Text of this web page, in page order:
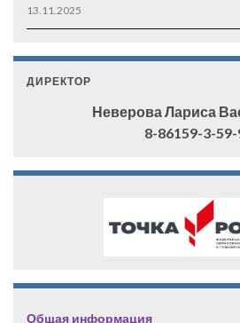
13.11.2025
ДИРЕКТОР
Неверова Лариса
8-86159-3-59-
Общая информация